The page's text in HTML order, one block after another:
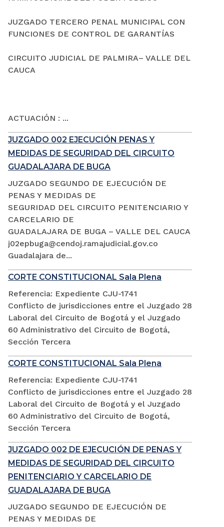
JUZGADO TERCERO PENAL MUNICIPAL CON
FUNCIONES DE CONTROL DE GARANTÍAS
CIRCUITO JUDICIAL DE PALMIRA– VALLE DEL
CAUCA
ACTUACIÓN : ...
JUZGADO 002 EJECUCIÓN PENAS Y
MEDIDAS DE SEGURIDAD DEL CIRCUITO
GUADALAJARA DE BUGA
JUZGADO SEGUNDO DE EJECUCIÓN DE
PENAS Y MEDIDAS DE
SEGURIDAD DEL CIRCUITO PENITENCIARIO Y
CARCELARIO DE
GUADALAJARA DE BUGA – VALLE DEL CAUCA
j02epbuga@cendoj.ramajudicial.gov.co
Guadalajara de...
CORTE CONSTITUCIONAL Sala Plena
Referencia: Expediente CJU-1741
Conflicto de jurisdicciones entre el Juzgado 28
Laboral del Circuito de Bogotá y el Juzgado
60 Administrativo del Circuito de Bogotá,
Sección Tercera
CORTE CONSTITUCIONAL Sala Plena
Referencia: Expediente CJU-1741
Conflicto de jurisdicciones entre el Juzgado 28
Laboral del Circuito de Bogotá y el Juzgado
60 Administrativo del Circuito de Bogotá,
Sección Tercera
JUZGADO 002 DE EJECUCIÓN DE PENAS Y
MEDIDAS DE SEGURIDAD DEL CIRCUITO
PENITENCIARIO Y CARCELARIO DE
GUADALAJARA DE BUGA
JUZGADO SEGUNDO DE EJECUCIÓN DE
PENAS Y MEDIDAS DE